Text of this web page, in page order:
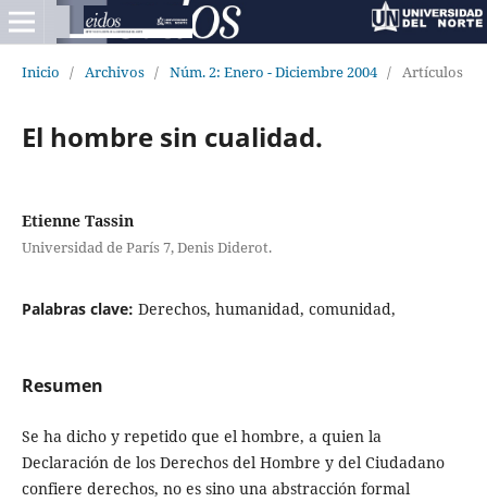
Inicio / Archivos / Núm. 2: Enero - Diciembre 2004 / Artículos
El hombre sin cualidad.
Etienne Tassin
Universidad de París 7, Denis Diderot.
Palabras clave: Derechos, humanidad, comunidad,
Resumen
Se ha dicho y repetido que el hombre, a quien la
Declaración de los Derechos del Hombre y del Ciudadano
confiere derechos, no es sino una abstracción formal